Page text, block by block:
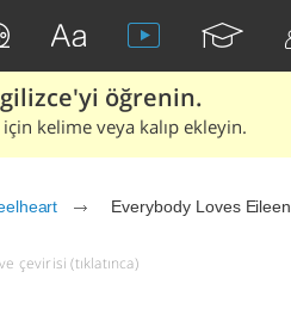
öğrenin.
kelime veya kalıp ekleyin.
Everybody Loves Eileen
çevirisi (tıklatınca)